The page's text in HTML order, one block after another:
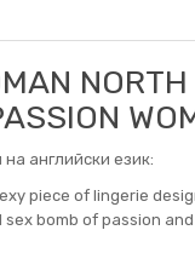
английски език:
piece of lingerie
bomb of passion